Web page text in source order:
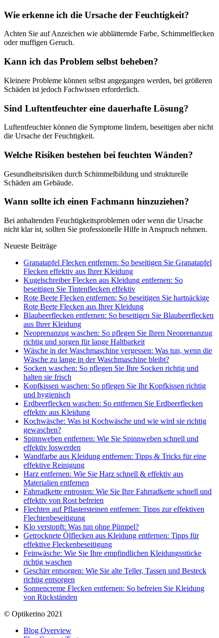
Wie erkenne ich die Ursache der Feuchtigkeit?
Achten Sie auf Anzeichen wie abblätternde Farbe, Schimmelflecken
oder muffigen Geruch.
Kann ich das Problem selbst beheben?
Kleinere Probleme können selbst angegangen werden, bei größeren
Schäden ist jedoch Fachwissen erforderlich.
Sind Luftentfeuchter eine dauerhafte Lösung?
Luftentfeuchter können die Symptome lindern, beseitigen aber nicht
die Ursache der Feuchtigkeit.
Welche Risiken bestehen bei feuchten Wänden?
Gesundheitsrisiken durch Schimmelbildung und strukturelle
Schäden am Gebäude.
Wann sollte ich einen Fachmann hinzuziehen?
Bei anhaltenden Feuchtigkeitsproblemen oder wenn die Ursache
nicht klar ist, sollten Sie professionelle Hilfe in Anspruch nehmen.
Neueste Beiträge
Granatapfel Flecken entfernen: So beseitigen Sie Granatapfel
Flecken effektiv aus Ihrer Kleidung
Kugelschreiber Flecken aus Kleidung entfernen: So
beseitigen Sie Tintenflecken effektiv
Rote Beete Flecken entfernen: So beseitigen Sie hartnäckige
Rote Beete Flecken aus Ihrer Kleidung
Blaubeerflecken entfernen: So beseitigen Sie Blaubeerflecken
aus Ihrer Kleidung
Neoprenanzug waschen: So pflegen Sie Ihren Neoprenanzug
richtig und sorgen für lange Haltbarkeit
Wäsche in der Waschmaschine vergessen: Was tun, wenn die
Wäsche zu lange in der Waschmaschine bleibt?
Socken waschen: So pflegen Sie Ihre Socken richtig und
halten sie frisch
Kopfkissen waschen: So pflegen Sie Ihr Kopfkissen richtig
und hygienisch
Erdbeerflecken waschen: So entfernen Sie Erdbeerflecken
effektiv aus Kleidung
Kochwäsche: Was ist Kochwäsche und wie wird sie richtig
gewaschen?
Spinnweben entfernen: Wie Sie Spinnweben schnell und
effektiv loswerden
Wandfarbe aus Kleidung entfernen: Tipps & Tricks für eine
effektive Reinigung
Harz entfernen: Wie Sie Harz schnell & effektiv aus
Materialien entfernen
Fahrradkette entrosten: Wie Sie Ihre Fahrradkette schnell und
effektiv von Rost befreien
Flechten auf Pflastersteinen entfernen: Tipps zur effektiven
Flechtenbeseitigung
Klo verstopft: Was tun ohne Pümpel?
Getrocknete Ölflecken aus Kleidung entfernen: Tipps für
effektive Fleckenbeseitigung
Feinwäsche: Wie Sie Ihre empfindlichen Kleidungsstücke
richtig waschen
Geschirr entsorgen: Wie Sie alte Teller, Tassen und Besteck
richtig entsorgen
Sonnencreme Flecken entfernen: So befreien Sie Kleidung
von Rückständen
© Optikerino 2021
Blog Overview